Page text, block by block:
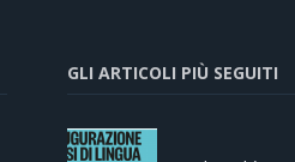
GLI ARTICOLI PIÙ SEGUITI